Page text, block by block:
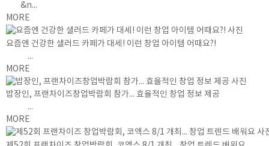
&n...
MORE
요즘엔 건강한 샐러드 카페가 대세! 이런 창업 아이템 어때요?!
...
MORE
밥장인, 프랜차이즈창업박람회 참가... 효율적인 창업 정보 제공
...
MORE